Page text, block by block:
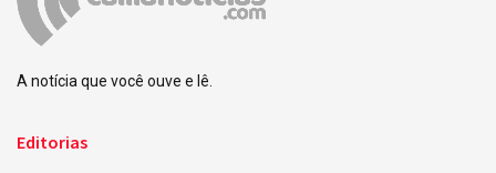
A notícia que você ouve e lê.
Editorias